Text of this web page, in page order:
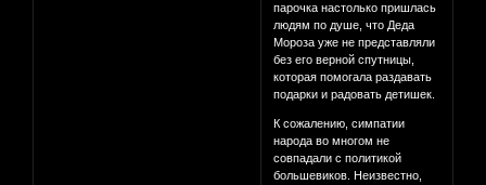
парочка настолько пришлась
людям по душе, что Деда
Мороза уже не представляли
без его верной спутницы,
которая помогала раздавать
подарки и радовать детишек.
К сожалению, симпатии
народа во многом не
совпадали с политикой
большевиков. Неизвестно,